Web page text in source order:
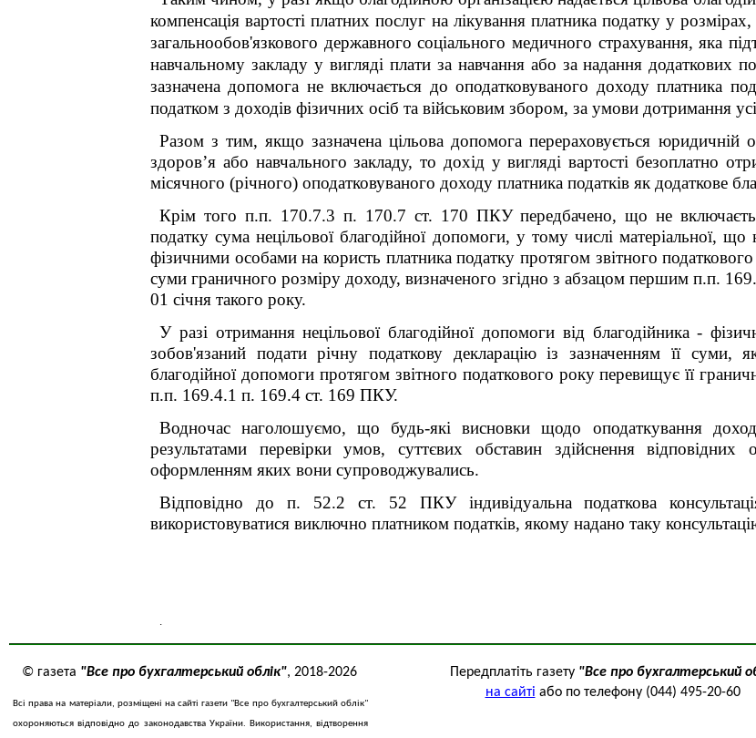
компенсація вартості платних послуг на лікування платника податку у
загальнообов'язкового державного соціального медичного страхування, яка
навчальному закладу у вигляді плати за навчання або за надання додаткових
зазначена допомога не включається до оподатковуваного доходу платника
податком з доходів фізичних осіб та військовим збором, за умови дотримання
Разом з тим, якщо зазначена цільова допомога перераховується юридичній
здоров’я або навчального закладу, то дохід у вигляді вартості безоплатно
місячного (річного) оподатковуваного доходу платника податків як додаткове
Крім того п.п. 170.7.3 п. 170.7 ст. 170 ПКУ передбачено, що не
податку сума нецільової благодійної допомоги, у тому числі матеріальної,
фізичними особами на користь платника податку протягом звітного
суми граничного розміру доходу, визначеного згідно з абзацом першим п.п.
01 січня такого року.
У разі отримання нецільової благодійної допомоги від благодійника -
зобов'язаний подати річну податкову декларацію із зазначенням її суми,
благодійної допомоги протягом звітного податкового року перевищує її
п.п. 169.4.1 п. 169.4 ст. 169 ПКУ.
Водночас наголошуємо, що будь-які висновки щодо оподаткування
результатами перевірки умов, суттєвих обставин здійснення
оформленням яких вони супроводжувались.
Відповідно до п. 52.2 ст. 52 ПКУ індивідуальна податкова
використовуватися виключно платником податків, якому надано таку
.
© газета "Все про бухгалтерський облік", 2018-2026
Всі права на матеріали, розміщені на сайті газети "Все про бухгалтерський облік"
охороняються відповідно до законодавства України. Використання, відтворення
Передплатіть газету "Все про бухгалтерський
на сайті або по телефону (044) 495-20-60